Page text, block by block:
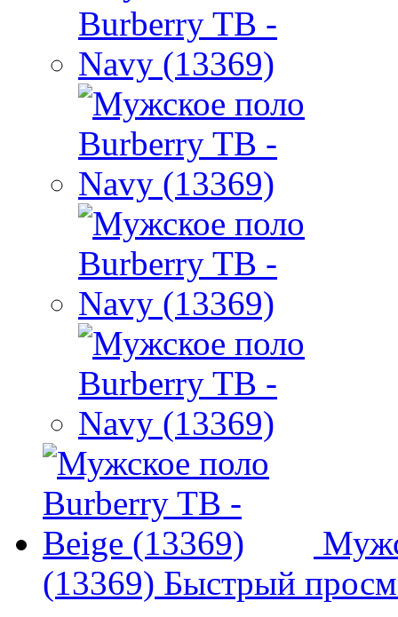
(13369) Быстрый